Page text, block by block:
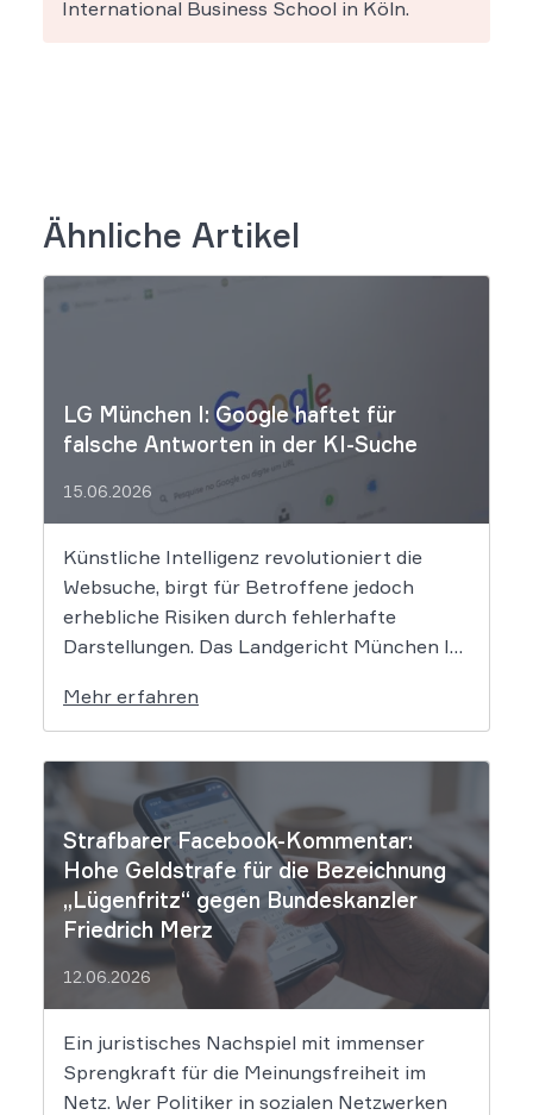
International Business School in Köln.
Ähnliche Artikel
LG München I: Google haftet für
falsche Antworten in der KI-Suche
15.06.2026
Künstliche Intelligenz revolutioniert die
Websuche, birgt für Betroffene jedoch
erhebliche Risiken durch fehlerhafte
Darstellungen. Das Landgericht München I
rechtliche Grenzen. Werden durch die
automatisierten KI-Zusammenfassungen
falsche Tatsachen verbreitet, greift die
unmittelbare Haftung des
Suchmaschinenbetreibers. Das Landgericht
München I (LG München I) hat in […]
Mehr erfahren
Strafbarer Facebook-Kommentar:
Hohe Geldstrafe für die Bezeichnung
„Lügenfritz“ gegen Bundeskanzler
Friedrich Merz
12.06.2026
Ein juristisches Nachspiel mit immenser
Sprengkraft für die Meinungsfreiheit im
Netz. Wer Politiker in sozialen Netzwerken